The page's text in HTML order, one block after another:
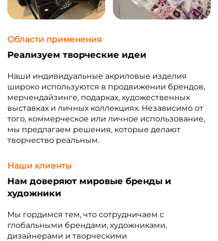
Области применения
Реализуем творческие идеи
Наши индивидуальные акриловые изделия
широко используются в продвижении брендов,
мерчендайзинге, подарках, художественных
выставках и личных коллекциях. Независимо от
того, коммерческое или личное использование,
мы предлагаем решения, которые делают
творчество реальным.
Наши клиенты
Нам доверяют мировые бренды и
художники
Мы гордимся тем, что сотрудничаем с
глобальными брендами, художниками,
дизайнерами и творческими